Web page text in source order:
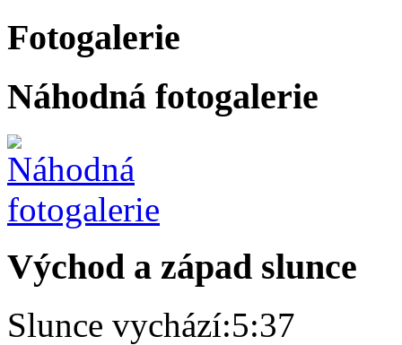
Fotogalerie
Náhodná fotogalerie
Východ a západ slunce
Slunce vychází:5:37